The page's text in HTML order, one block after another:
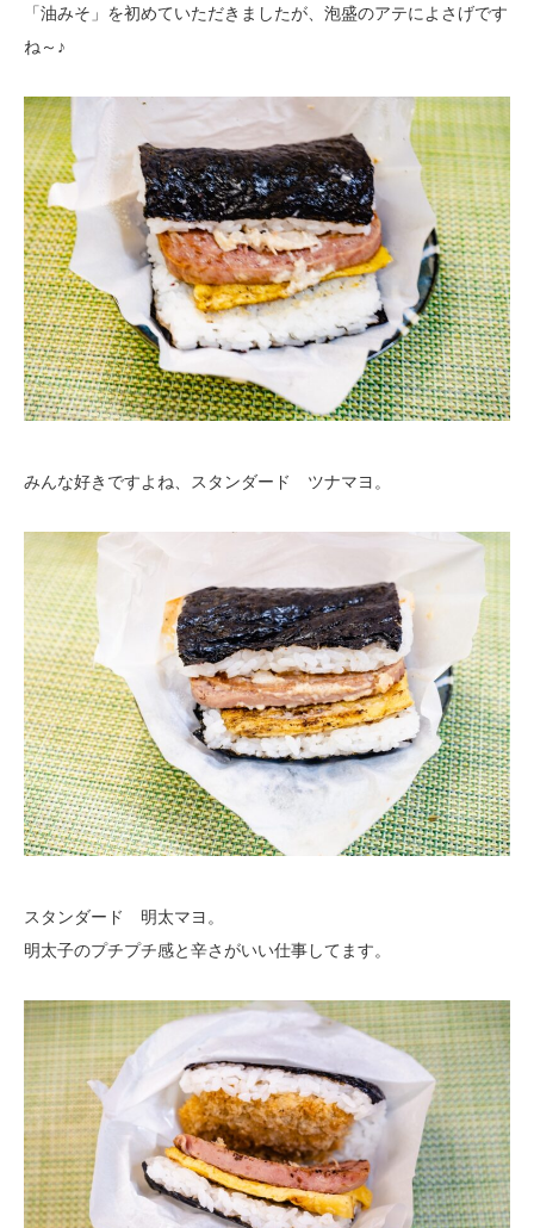
「油みそ」を初めていただきましたが、泡盛のアテによさげです
ね～♪
みんな好きですよね、スタンダード ツナマヨ。
スタンダード 明太マヨ。
明太子のプチプチ感と辛さがいい仕事してます。